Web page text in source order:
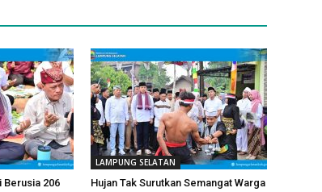
Berusia 206
LAMPUNG SELATAN
Hujan Tak Surutkan Semangat Warga